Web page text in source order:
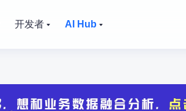
开发者 AI Hub